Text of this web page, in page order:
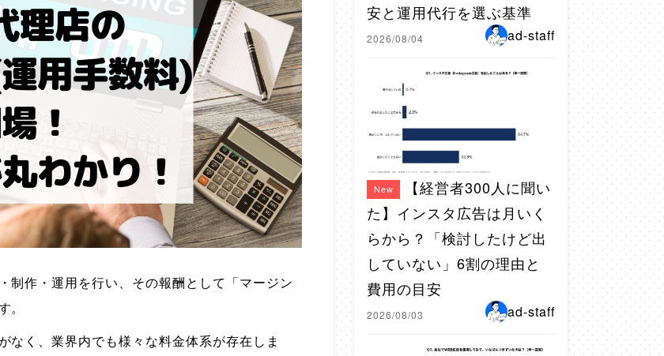
制作・運用を行い、その報酬として「マージン
なく、業界内でも様々な料金体系が存在しま
安と運用代行を選ぶ基準
2026/08/04 ad-staff
New
【経営者300人に聞い
た】インスタ広告は月いく
らから？「検討したけど出
していない」6割の理由と
費用の目安
2026/08/03 ad-staff